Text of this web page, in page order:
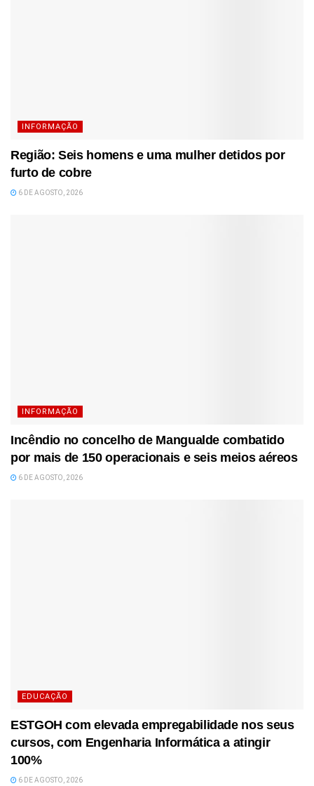
INFORMAÇÃO
Região: Seis homens e uma mulher detidos por
furto de cobre
6 DE AGOSTO, 2026
INFORMAÇÃO
Incêndio no concelho de Mangualde combatido
por mais de 150 operacionais e seis meios aéreos
6 DE AGOSTO, 2026
EDUCAÇÃO
ESTGOH com elevada empregabilidade nos seus
cursos, com Engenharia Informática a atingir
100%
6 DE AGOSTO, 2026